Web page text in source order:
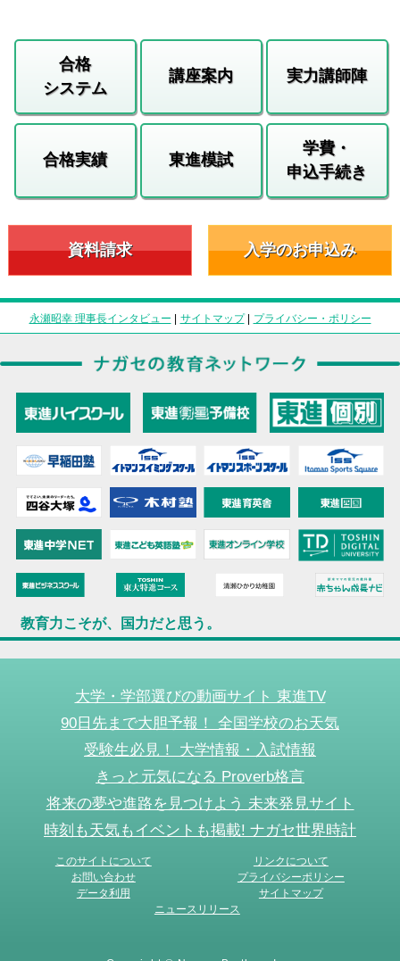
合格
システム
講座案内 実力講師陣
合格実績 東進模試
学費・
申込手続き
資料請求 入学のお申込み
永瀬昭幸 理事長インタビュー | サイトマップ| プライバシー・ポリシー
教育力こそが、国力だと思う。
大学・学部選びの動画サイト 東進TV
90日先まで大胆予報！ 全国学校のお天気
受験生必見！ 大学情報・入試情報
きっと元気になる Proverb格言
将来の夢や進路を見つけよう 未来発見サイト
時刻も天気もイベントも掲載! ナガセ世界時計
このサイトについて
リンクについて
お問い合わせ
プライバシーポリシー
データ利用
サイトマップ
ニュースリリース